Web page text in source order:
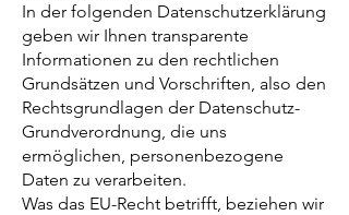
In der folgenden Datenschutzerklärung
geben wir Ihnen transparente
Informationen zu den rechtlichen
Grundsätzen und Vorschriften, also den
Rechtsgrundlagen der Datenschutz-
Grundverordnung, die uns
ermöglichen, personenbezogene
Daten zu verarbeiten.
Was das EU-Recht betrifft, beziehen wir